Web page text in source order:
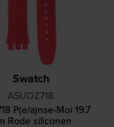
Swatch
ASUOZ718
P(e/a)nse-Moi 19.7
Rode siliconen